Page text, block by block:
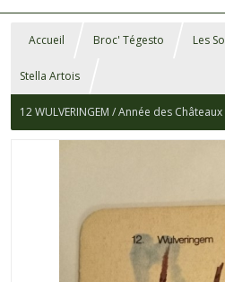
Accueil Broc' Tégesto Les
Stella Artois
12 WULVERINGEM / Année des Châteaux